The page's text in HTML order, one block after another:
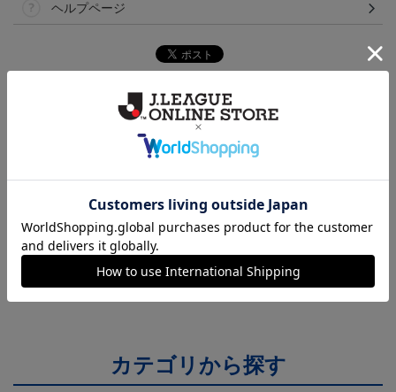
ヘルプページ
かお楽しみのシークレットグッズ！
横浜FM
日常にもF・マリノスを！普段使いにオススメのアイ
テム！
カテゴリから探す